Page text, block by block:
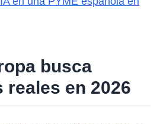
busca
reales en 2026